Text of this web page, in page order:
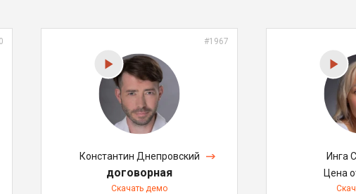
#1967
Константин Днепровский
договорная
Скачать демо
Инга
Цена